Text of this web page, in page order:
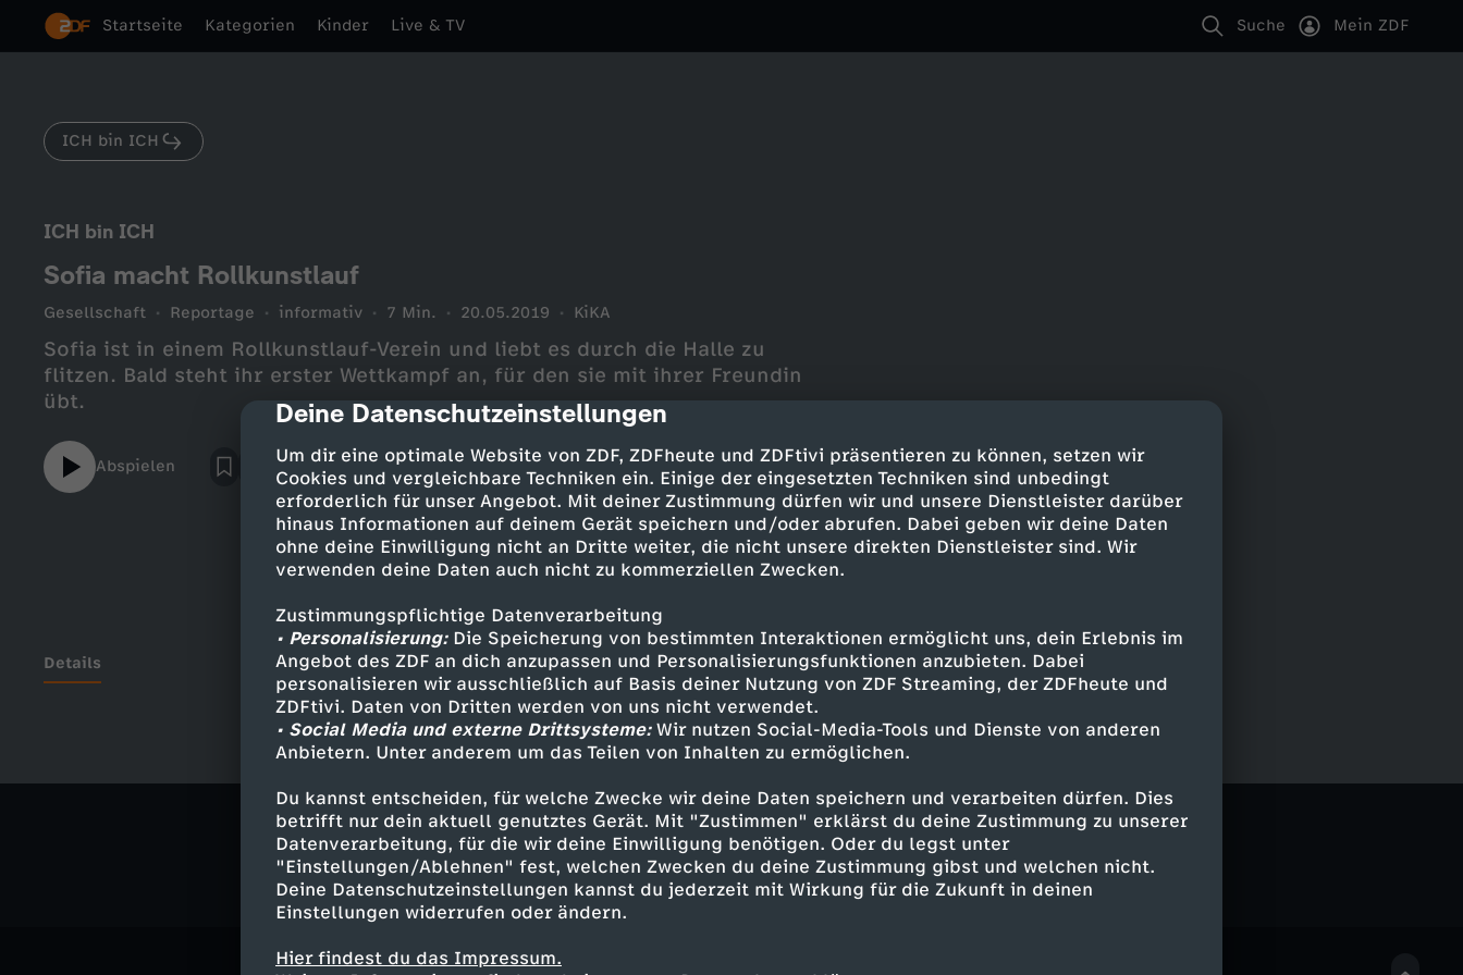
cmp-dialog-description
Deine Datenschutzeinstellungen
Um dir eine optimale Website von ZDF, ZDFheute und ZDFtivi präsentieren zu können, setzen wir
Cookies und vergleichbare Techniken ein. Einige der eingesetzten Techniken sind unbedingt
erforderlich für unser Angebot. Mit deiner Zustimmung dürfen wir und unsere Dienstleister darüber
hinaus Informationen auf deinem Gerät speichern und/oder abrufen. Dabei geben wir deine Daten
ohne deine Einwilligung nicht an Dritte weiter, die nicht unsere direkten Dienstleister sind. Wir
verwenden deine Daten auch nicht zu kommerziellen Zwecken.
Zustimmungspflichtige Datenverarbeitung
• Personalisierung:Die Speicherung von bestimmten Interaktionen ermöglicht uns, dein Erlebnis im
Angebot des ZDF an dich anzupassen und Personalisierungsfunktionen anzubieten. Dabei
personalisieren wir ausschließlich auf Basis deiner Nutzung von ZDF Streaming, der ZDFheute und
ZDFtivi. Daten von Dritten werden von uns nicht verwendet.
• Social Media und externe Drittsysteme:Wir nutzen Social-Media-Tools und Dienste von anderen
Anbietern. Unter anderem um das Teilen von Inhalten zu ermöglichen.
Du kannst entscheiden, für welche Zwecke wir deine Daten speichern und verarbeiten dürfen. Dies
betrifft nur dein aktuell genutztes Gerät. Mit "Zustimmen" erklärst du deine Zustimmung zu unserer
Datenverarbeitung, für die wir deine Einwilligung benötigen. Oder du legst unter
"Einstellungen/Ablehnen" fest, welchen Zwecken du deine Zustimmung gibst und welchen nicht.
Deine Datenschutzeinstellungen kannst du jederzeit mit Wirkung für die Zukunft in deinen
Einstellungen widerrufen oder ändern.
Hier findest du das Impressum.
Startseite Kategorien Kinder Live & TV Suche Mein ZDF
ICH bin ICH
ICH bin ICH
Sofia macht Rollkunstlauf
Gesellschaft Reportage informativ 7 Min. 20.05.2019 KiKA
Sofia ist in einem Rollkunstlauf-Verein und liebt es durch die Halle zu
flitzen. Bald steht ihr erster Wettkampf an, für den sie mit ihrer Freundin
übt.
Abspielen
Details
Ähnliche Inhalte entdecken
Gesellschaft Reportage informativ ICH bin ICH